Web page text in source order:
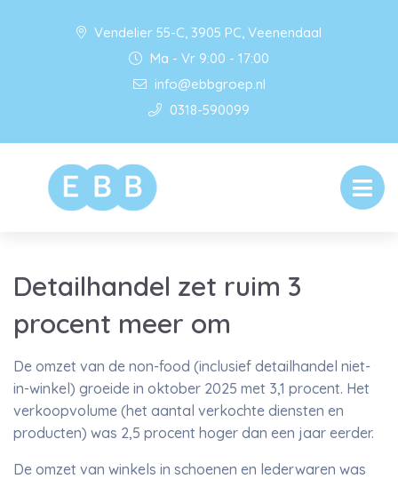
Vendelier 55-C, 3905 PC, Veenendaal
Ma - Vr 9:00 - 17:00
info@ebbgroep.nl
0318-590099
Detailhandel zet ruim 3
procent meer om
De omzet van de non-food (inclusief detailhandel niet-
in-winkel) groeide in oktober 2025 met 3,1 procent. Het
verkoopvolume (het aantal verkochte diensten en
producten) was 2,5 procent hoger dan een jaar eerder.
De omzet van winkels in schoenen en lederwaren was